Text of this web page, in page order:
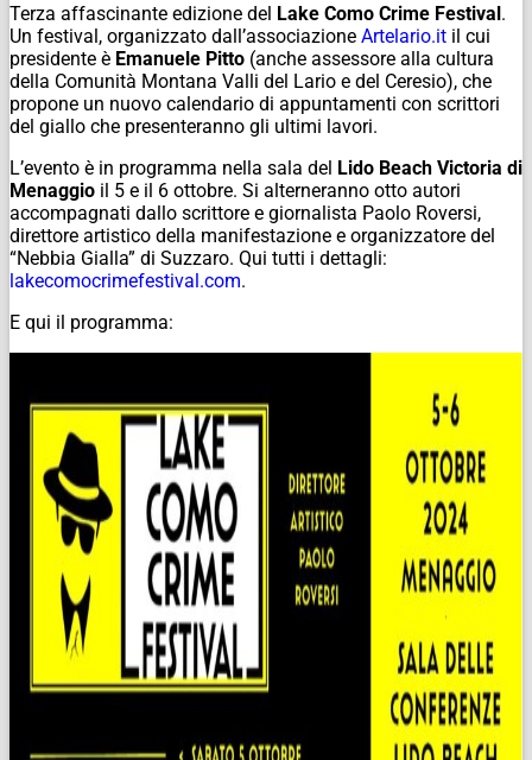
Terza affascinante edizione del Lake Como Crime Festival.
Un festival, organizzato dall’associazione Artelario.it il cui
presidente è Emanuele Pitto (anche assessore alla cultura
della Comunità Montana Valli del Lario e del Ceresio), che
propone un nuovo calendario di appuntamenti con scrittori
del giallo che presenteranno gli ultimi lavori.
L’evento è in programma nella sala del Lido Beach Victoria di
Menaggio il 5 e il 6 ottobre. Si alterneranno otto autori
accompagnati dallo scrittore e giornalista Paolo Roversi,
direttore artistico della manifestazione e organizzatore del
“Nebbia Gialla” di Suzzaro. Qui tutti i dettagli:
lakecomocrimefestival.com.
E qui il programma: